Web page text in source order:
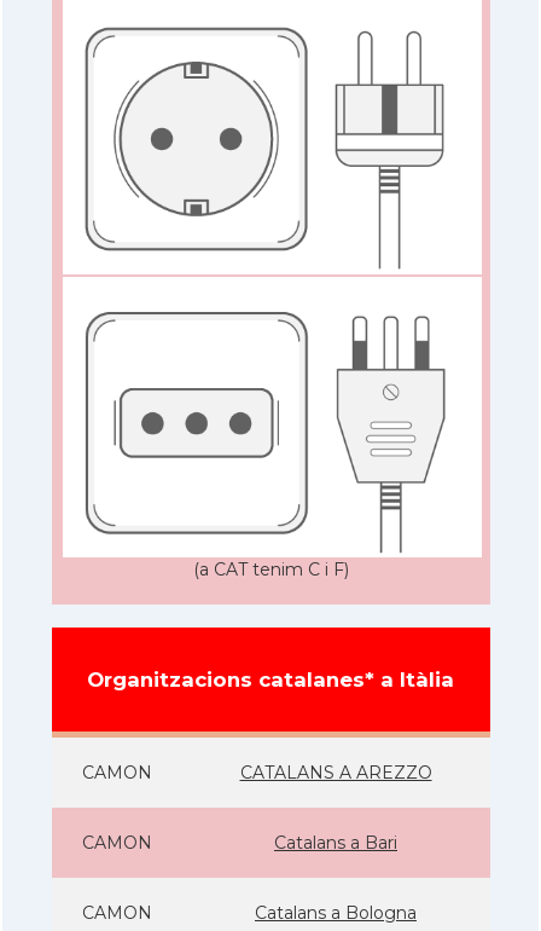
(a CAT tenim C i F)
Organitzacions catalanes* a Itàlia
CAMON CATALANS A AREZZO
CAMON Catalans a Bari
CAMON Catalans a Bologna